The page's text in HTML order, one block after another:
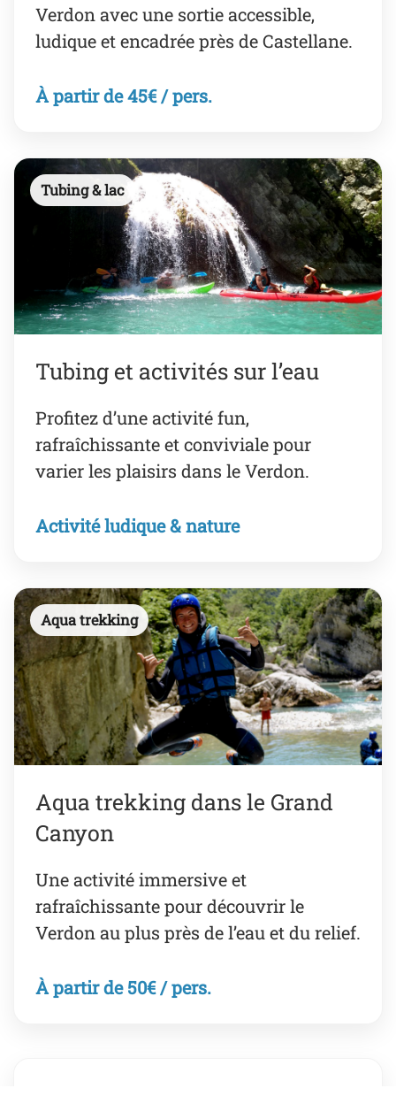
Verdon avec une sortie accessible,
ludique et encadrée près de Castellane.
À partir de 45€ / pers.
Tubing & lac
Tubing et activités sur l’eau
Profitez d’une activité fun,
rafraîchissante et conviviale pour
varier les plaisirs dans le Verdon.
Activité ludique & nature
Aqua trekking
Aqua trekking dans le Grand
Canyon
Une activité immersive et
rafraîchissante pour découvrir le
Verdon au plus près de l’eau et du relief.
À partir de 50€ / pers.